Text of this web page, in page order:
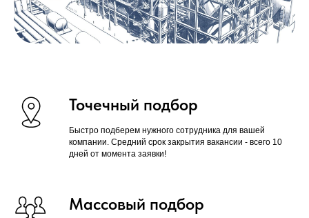
Точечный подбор
Быстро подберем нужного сотрудника для вашей
компании. Средний срок закрытия вакансии - всего 10
дней от момента заявки!
Массовый подбор